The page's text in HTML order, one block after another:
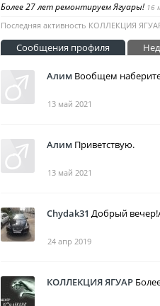
Более 27 лет ремонтируем Ягуары! 16
Последняя активность КОЛЛЕКЦИЯ
Сообщения профиля
Алим Вообщем
13 май 2021
Алим Приветствую.
13 май 2021
Chydak31 Добрый
24 апр 2019
КОЛЛЕКЦИЯ ЯГУАР